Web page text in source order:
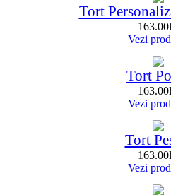
Tort
163.00
Vezi
Tort
163.00
Vezi
Tort
163.00
Vezi